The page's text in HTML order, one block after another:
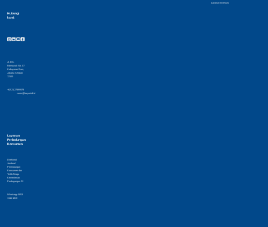
Hubungi
kami:
Jl. RS.
Fatmawati No. 07
Kebayoran Baru,
Jakarta Selatan
12140
+62 21 27899978
caren@bayarind.id
Layanan
Perlindungan
Konsumen
Direktorat
Jenderal
Perlindungan
Konsumen dan
Tertib Niaga
Kementerian
Perdagangan RI
Whatsapp 0853
1111 1010
Layanan Investasi